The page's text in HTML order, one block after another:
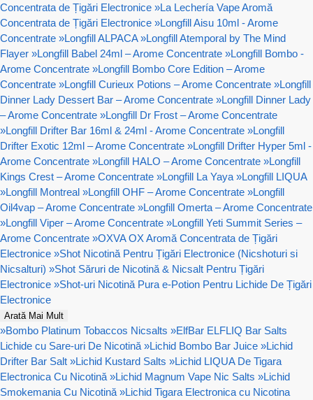
Concentrata de Țigări Electronice »La Lechería Vape Aromă
Concentrata de Țigări Electronice »Longfill Aisu 10ml - Arome
Concentrate »Longfill ALPACA »Longfill Atemporal by The Mind
Flayer »Longfill Babel 24ml – Arome Concentrate »Longfill Bombo -
Arome Concentrate »Longfill Bombo Core Edition – Arome
Concentrate »Longfill Curieux Potions – Arome Concentrate »Longfill
Dinner Lady Dessert Bar – Arome Concentrate »Longfill Dinner Lady
– Arome Concentrate »Longfill Dr Frost – Arome Concentrate
»Longfill Drifter Bar 16ml & 24ml - Arome Concentrate »Longfill
Drifter Exotic 12ml – Arome Concentrate »Longfill Drifter Hyper 5ml -
Arome Concentrate »Longfill HALO – Arome Concentrate »Longfill
Kings Crest – Arome Concentrate »Longfill La Yaya »Longfill LIQUA
»Longfill Montreal »Longfill OHF – Arome Concentrate »Longfill
Oil4vap – Arome Concentrate »Longfill Omerta – Arome Concentrate
»Longfill Viper – Arome Concentrate »Longfill Yeti Summit Series –
Arome Concentrate »OXVA OX Aromă Concentrata de Țigări
Electronice »Shot Nicotină Pentru Țigări Electronice (Nicshoturi si
Nicsalturi) »Shot Săruri de Nicotină & Nicsalt Pentru Țigări
Electronice »Shot-uri Nicotină Pura e-Potion Pentru Lichide De Țigări
Electronice
Arată Mai Mult
»Bombo Platinum Tobaccos Nicsalts »ElfBar ELFLIQ Bar Salts
Lichide cu Sare-uri De Nicotină »Lichid Bombo Bar Juice »Lichid
Drifter Bar Salt »Lichid Kustard Salts »Lichid LIQUA De Tigara
Electronica Cu Nicotină »Lichid Magnum Vape Nic Salts »Lichid
Smokemania Cu Nicotină »Lichid Tigara Electronica cu Nicotina